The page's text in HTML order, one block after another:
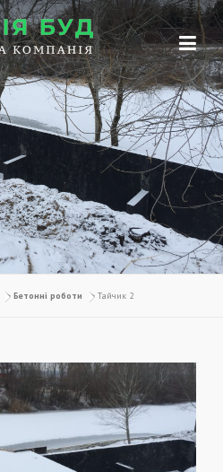
> Бетонні роботи > Тайчик 2